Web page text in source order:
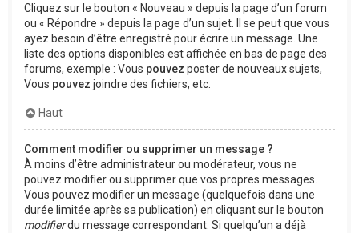
Cliquez sur le bouton « Nouveau » depuis la page d’un forum
ou « Répondre » depuis la page d’un sujet. Il se peut que vous
ayez besoin d’être enregistré pour écrire un message. Une
liste des options disponibles est affichée en bas de page des
forums, exemple : Vous pouvez poster de nouveaux sujets,
Vous pouvez joindre des fichiers, etc.
Haut
Comment modifier ou supprimer un message ?
À moins d’être administrateur ou modérateur, vous ne
pouvez modifier ou supprimer que vos propres messages.
Vous pouvez modifier un message (quelquefois dans une
durée limitée après sa publication) en cliquant sur le bouton
modifierdu message correspondant. Si quelqu’un a déjà